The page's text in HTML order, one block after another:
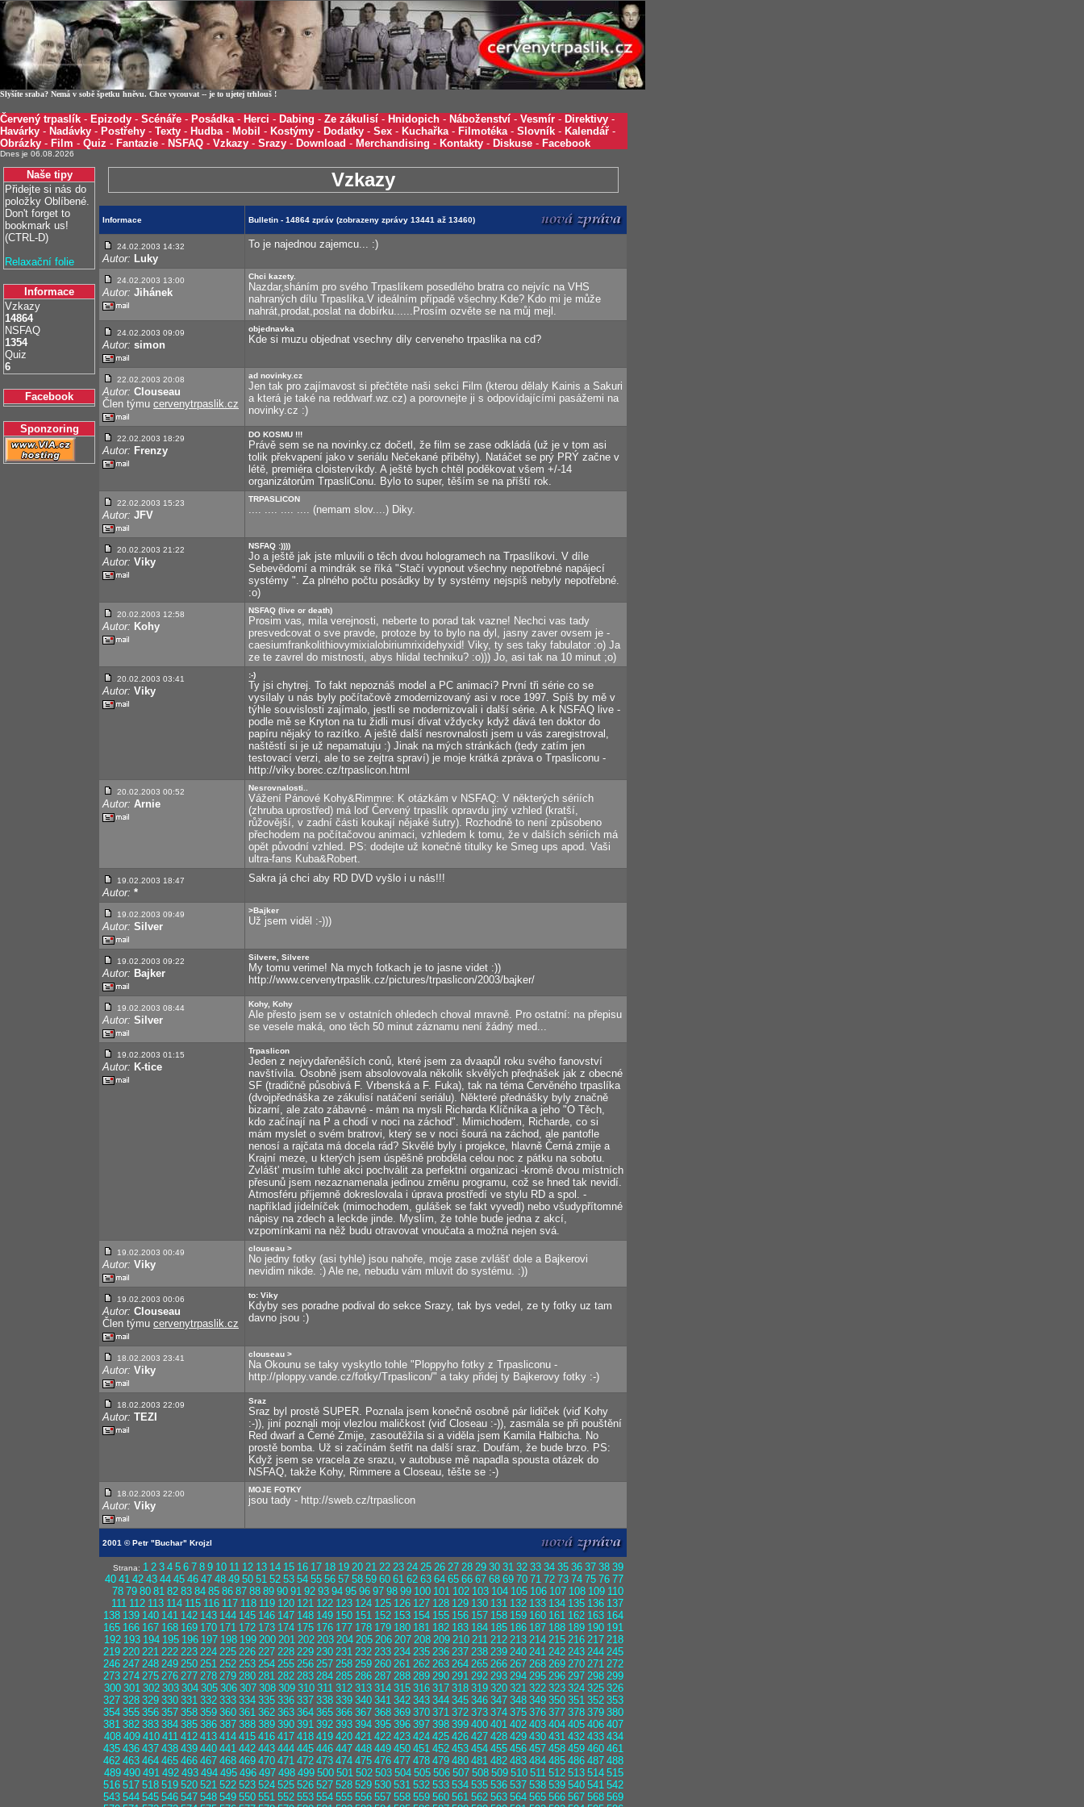
Slyšíte sraba? Nemá v sobě špetku hněvu. Chce vycouvat -- je to ujetej trhlouš !
Červený trpaslík - Epizody - Scénáře - Posádka- Herci - Dabing - Ze zákulisí - Hnidopich - Náboženství - Vesmír - Direktivy -
Havárky - Nadávky - Postřehy - Texty - Hudba- Mobil - Kostýmy - Dodatky - Sex - Kuchařka- Filmotéka- Slovník - Kalendář -
Obrázky - Film - Quiz - Fantazie - NSFAQ - Vzkazy - Srazy - Download - Merchandising - Kontakty - Diskuse - Facebook
Dnes je 06.08.2026
Naše tipy
Přidejte si nás do
položky Oblíbené.
Don't forget to
bookmark us!
(CTRL-D)
Relaxační folie
Informace
Vzkazy
14864
NSFAQ
1354
Quiz
6
Facebook
Sponzoring
Vzkazy
Informace Bulletin - 14864 zpráv (zobrazeny zprávy 13441 až 13460)
24.02.2003 14:32
Autor: Luky
To je najednou zajemcu... :)
24.02.2003 13:00
Autor: Jihánek
Chci kazety.
Nazdar,sháním pro svého Trpaslíkem posedlého bratra co nejvíc na VHS
nahraných dílu Trpaslíka.V ideálním případě všechny.Kde? Kdo mi je může
nahrát,prodat,poslat na dobírku......Prosím ozvěte se na můj mejl.
24.02.2003 09:09
Autor: simon
objednavka
Kde si muzu objednat vsechny dily cerveneho trpaslika na cd?
22.02.2003 20:08
Autor: Clouseau
Člen týmu cervenytrpaslik.cz
ad novinky.cz
Jen tak pro zajímavost si přečtěte naši sekci Film (kterou dělaly Kainis a Sakuri
a která je také na reddwarf.wz.cz) a porovnejte ji s odpovídajícími pasážemi na
novinky.cz :)
22.02.2003 18:29
Autor: Frenzy
DO KOSMU !!!
Právě sem se na novinky.cz dočetl, že film se zase odkládá (už je v tom asi
tolik překvapení jako v seriálu Nečekané příběhy). Natáčet se prý PRÝ začne v
létě, premiéra cloistervíkdy. A ještě bych chtěl poděkovat všem +/-14
organizátorům TrpasliConu. Bylo to super, těším se na příští rok.
22.02.2003 15:23
Autor: JFV
TRPASLICON
.... .... .... .... (nemam slov....) Diky.
20.02.2003 21:22
Autor: Viky
NSFAQ :))))
Jo a ještě jak jste mluvili o těch dvou hologramech na Trpaslíkovi. V díle
Sebevědomí a mindrák se říká "Stačí vypnout všechny nepotřebné napájecí
systémy ". Za plného počtu posádky by ty systémy nejspíš nebyly nepotřebné.
:o)
20.02.2003 12:58
Autor: Kohy
NSFAQ (live or death)
Prosim vas, mila verejnosti, neberte to porad tak vazne! Nechci vas tady
presvedcovat o sve pravde, protoze by to bylo na dyl, jasny zaver ovsem je -
caesiumfrankolithiovymixialobiriumrixidehyxid! Viky, ty ses taky fabulator :o) Ja
ze te zavrel do mistnosti, abys hlidal techniku? :o))) Jo, asi tak na 10 minut ;o)
20.02.2003 03:41
Autor: Viky
:-)
Ty jsi chytrej. To fakt nepoznáš model a PC animaci? První tři série co se
vysílaly u nás byly počítačově zmodernizovaný asi v roce 1997. Spíš by mě v
týhle souvislosti zajímalo, jestli se modernizovali i další série. A k NSFAQ live -
podle mě se Kryton na tu židli musí dívat vždycky když dává ten doktor do
papíru nějaký to razítko. A ještě další nesrovnalosti jsem u vás zaregistroval,
naštěstí si je už nepamatuju :) Jinak na mých stránkách (tedy zatím jen
testovací verzi, ale to se zejtra spraví) je moje krátká zpráva o Trpasliconu -
http://viky.borec.cz/trpaslicon.html
20.02.2003 00:52
Autor: Arnie
Nesrovnalosti..
Vážení Pánové Kohy&Rimmre: K otázkám v NSFAQ: V některých sériích
(zhruba uprostřed) má loď Červený trpaslík opravdu jiný vzhled (kratší,
růžovější, v zadní části koukají nějaké šutry). Rozhodně to není způsobeno
přechodem na počítačovou animaci, vzhledem k tomu, že v dalších sériích má
opět původní vzhled. PS: dodejte už konečně titulky ke Smeg ups apod. Vaši
ultra-fans Kuba&Robert.
19.02.2003 18:47
Autor: *
Sakra já chci aby RD DVD vyšlo i u nás!!!
19.02.2003 09:49
Autor: Silver
>Bajker
Už jsem viděl :-)))
19.02.2003 09:22
Autor: Bajker
Silvere, Silvere
My tomu verime! Na mych fotkach je to jasne videt :))
http://www.cervenytrpaslik.cz/pictures/trpaslicon/2003/bajker/
19.02.2003 08:44
Autor: Silver
Kohy, Kohy
Ale přesto jsem se v ostatních ohledech choval mravně. Pro ostatní: na přepisu
se vesele maká, ono těch 50 minut záznamu není žádný med...
19.02.2003 01:15
Autor: K-tice
Trpaslicon
Jeden z nejvydařeněších conů, které jsem za dvaapůl roku svého fanovství
navštívila. Osobně jsem absolovovala několik skvělých přednášek jak z obecné
SF (tradičně působivá F. Vrbenská a F. Fuka), tak na téma Červěného trpaslíka
(dvojpřednáška ze zákulisí natáčení seriálu). Některé přednášky byly značně
bizarní, ale zato zábavné - mám na mysli Richarda Klíčníka a jeho "O Těch,
kdo začínají na P a chodí v noci na záchod". Mimichodem, Richarde, co si
mám myslet o svém bratrovi, který se v noci šourá na záchod, ale pantofle
nenosí a rajčata má docela rád? Skvělé byly i projekce, hlavně Černá zmije a
Krajní meze, u kterých jsem úspěšně probděla celou noc z pátku na sobotu.
Zvlášt' musím tuhle akci pochválit za perfektní organizaci -kromě dvou místních
přesunů jsem nezaznamenala jedinou změnu programu, což se hned tak nevidí.
Atmosféru příjemně dokreslovala i úprava prostředí ve stylu RD a spol. -
například jídelníček (mimochodem, gulášek se fakt vyvedl) nebo všudypřítomné
nápisy na zdech a leckde jinde. Myslím, že tohle bude jedna z akcí,
vzpomínkami na něž budu otravovat vnoučata a možná nejen svá.
19.02.2003 00:49
Autor: Viky
clouseau >
No jedny fotky (asi tyhle) jsou nahoře, moje zase zvlášť dole a Bajkerovi
nevidim nikde. :) Ale ne, nebudu vám mluvit do systému. :))
19.02.2003 00:06
Autor: Clouseau
Člen týmu cervenytrpaslik.cz
to: Viky
Kdyby ses poradne podival do sekce Srazy, tak bys vedel, ze ty fotky uz tam
davno jsou :)
18.02.2003 23:41
Autor: Viky
clouseau >
Na Okounu se taky vyskytlo tohle "Ploppyho fotky z Trpasliconu -
http://ploppy.vande.cz/fotky/Trpaslicon/" a taky přidej ty Bajkerovy fotky :-)
18.02.2003 22:09
Autor: TEZI
Sraz
Sraz byl prostě SUPER. Poznala jsem konečně osobně pár lidiček (viď Kohy
:-)), jiní poznali moji vlezlou maličkost (viď Closeau :-)), zasmála se při pouštění
Red dwarf a Černé Zmije, zasoutěžila si a viděla jsem Kamila Halbicha. No
prostě bomba. Už si začínám šetřit na další sraz. Doufám, že bude brzo. PS:
Když jsem se vracela ze srazu, v autobuse mě napadla spousta otázek do
NSFAQ, takže Kohy, Rimmere a Closeau, těšte se :-)
18.02.2003 22:00
Autor: Viky
MOJE FOTKY
jsou tady - http://sweb.cz/trpaslicon
2001 © Petr "Buchar" Krojzl
Strana: 1 2 3 4 5 6 7 8 9 10 11 12 13 14 15 16 17 18 19 20 21 22 23 24 25 26 27 28 29 30 31 32 33 34 35 36 37 38 39
40 41 42 43 44 45 46 47 48 49 50 51 52 53 54 55 56 57 58 59 60 61 62 63 64 65 66 67 68 69 70 71 72 73 74 75 76 77
78 79 80 81 82 83 84 85 86 87 88 89 90 91 92 93 94 95 96 97 98 99 100 101 102 103 104 105 106 107 108 109 110
111 112 113 114 115 116 117 118 119 120 121 122 123 124 125 126 127 128 129 130 131 132 133 134 135 136 137
138 139 140 141 142 143 144 145 146 147 148 149 150 151 152 153 154 155 156 157 158 159 160 161 162 163 164
165 166 167 168 169 170 171 172 173 174 175 176 177 178 179 180 181 182 183 184 185 186 187 188 189 190 191
192 193 194 195 196 197 198 199 200 201 202 203 204 205 206 207 208 209 210 211 212 213 214 215 216 217 218
219 220 221 222 223 224 225 226 227 228 229 230 231 232 233 234 235 236 237 238 239 240 241 242 243 244 245
246 247 248 249 250 251 252 253 254 255 256 257 258 259 260 261 262 263 264 265 266 267 268 269 270 271 272
273 274 275 276 277 278 279 280 281 282 283 284 285 286 287 288 289 290 291 292 293 294 295 296 297 298 299
300 301 302 303 304 305 306 307 308 309 310 311 312 313 314 315 316 317 318 319 320 321 322 323 324 325 326
327 328 329 330 331 332 333 334 335 336 337 338 339 340 341 342 343 344 345 346 347 348 349 350 351 352 353
354 355 356 357 358 359 360 361 362 363 364 365 366 367 368 369 370 371 372 373 374 375 376 377 378 379 380
381 382 383 384 385 386 387 388 389 390 391 392 393 394 395 396 397 398 399 400 401 402 403 404 405 406 407
408 409 410 411 412 413 414 415 416 417 418 419 420 421 422 423 424 425 426 427 428 429 430 431 432 433 434
435 436 437 438 439 440 441 442 443 444 445 446 447 448 449 450 451 452 453 454 455 456 457 458 459 460 461
462 463 464 465 466 467 468 469 470 471 472 473 474 475 476 477 478 479 480 481 482 483 484 485 486 487 488
489 490 491 492 493 494 495 496 497 498 499 500 501 502 503 504 505 506 507 508 509 510 511 512 513 514 515
516 517 518 519 520 521 522 523 524 525 526 527 528 529 530 531 532 533 534 535 536 537 538 539 540 541 542
543 544 545 546 547 548 549 550 551 552 553 554 555 556 557 558 559 560 561 562 563 564 565 566 567 568 569